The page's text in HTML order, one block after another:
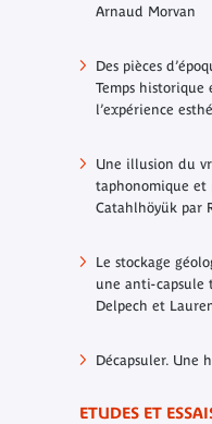
Arnaud Morvan
Des pièces
Temps historique
l’expérience
Une illusion du
taphonomique et
Catahlhöyük par
Le stockage
une anti-capsule
Delpech et
Décapsuler. Une
ETUDES ET